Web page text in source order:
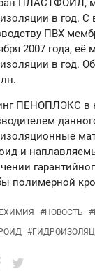
ПЛАСТФОИЛ,
в год.
ПВХ
2007 года,
в год.
ПЕНОПЛЭКС в
и
полимерной
#НОВОСТЬ #
#